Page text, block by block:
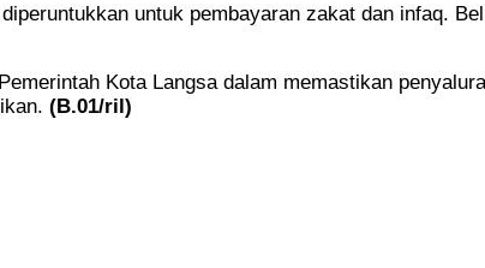
untuk pembayaran zakat dan infaq.
Kota Langsa dalam memastikan
(B.01/ril)